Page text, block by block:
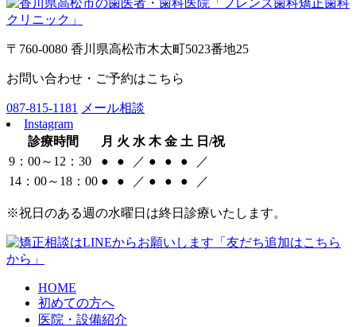
〒760-0080 香川県高松市木太町5023番地25
お問い合わせ・ご予約はこちら
087-815-1181
メール相談
Instagram
診療時間
月 火 水 木 金 土 日/祝
9：00～12：30
● ● ／ ● ● ●
／
14：00～18：00 ● ● ／ ● ● ● ／
※祝日のある週の水曜日は終日診療いたします。
HOME
初めての方へ
医院・設備紹介